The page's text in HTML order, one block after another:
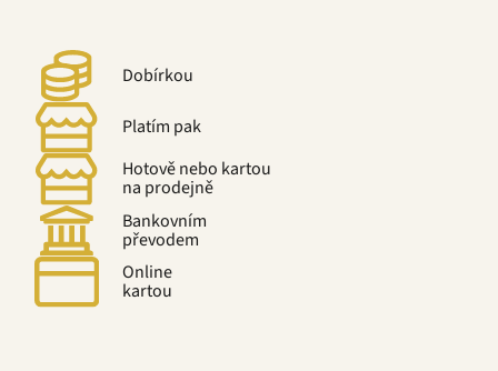
Dobírkou
Platím pak
Hotově nebo kartou
na prodejně
Bankovním
převodem
Online
kartou